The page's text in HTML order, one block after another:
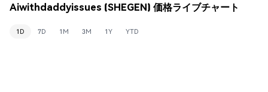
Aiwithdaddyissues (SHEGEN) 価格ライブチャート
1D 7D 1M 3M 1Y YTD